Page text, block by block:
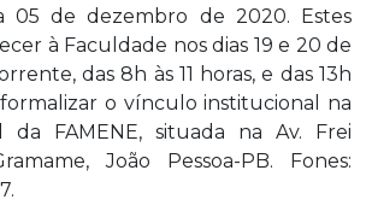
05 de dezembro de 2020. Estes
à Faculdade nos dias 19 e 20 de
das 8h às 11 horas, e das 13h
formalizar o vínculo institucional na
da FAMENE, situada na Av. Frei
João Pessoa-PB. Fones: